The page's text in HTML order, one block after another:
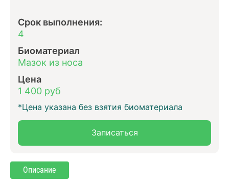
Срок выполнения:
4
Биоматериал
Мазок из носа
Цена
1 400 руб
*Цена указана без взятия биоматериала
Записаться
Описание